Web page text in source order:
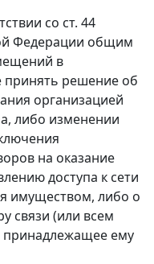
со ст. 44
Федерации общим
в
решение об
организацией
либо изменении
на оказание
доступа к сети
имуществом, либо о
связи (или всем
принадлежащее ему